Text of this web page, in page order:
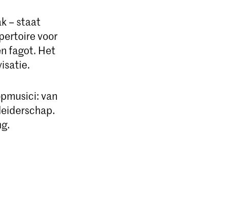
– staat
voor
fagot. Het
van